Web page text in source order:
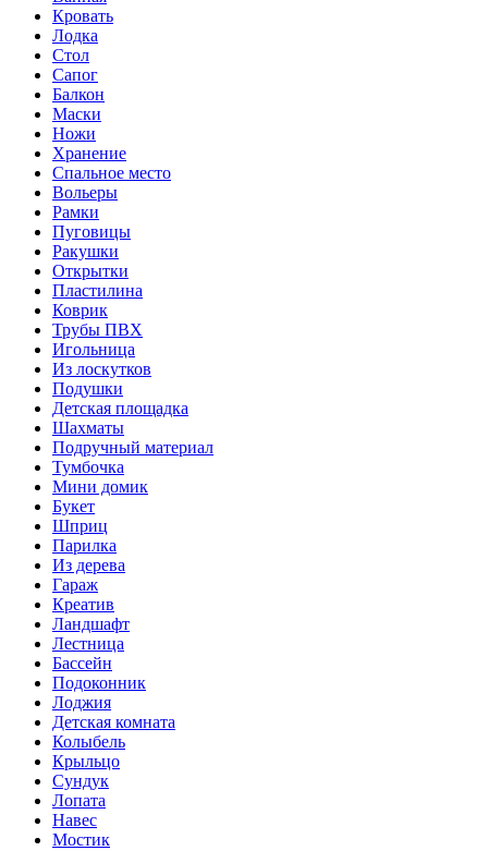
Кровать
Лодка
Стол
Сапог
Балкон
Маски
Ножи
Хранение
Спальное место
Вольеры
Рамки
Пуговицы
Ракушки
Открытки
Пластилина
Коврик
Трубы ПВХ
Игольница
Из лоскутков
Подушки
Детская площадка
Шахматы
Подручный материал
Тумбочка
Мини домик
Букет
Шприц
Парилка
Из дерева
Гараж
Креатив
Ландшафт
Лестница
Бассейн
Подоконник
Лоджия
Детская комната
Колыбель
Крыльцо
Сундук
Лопата
Навес
Мостик